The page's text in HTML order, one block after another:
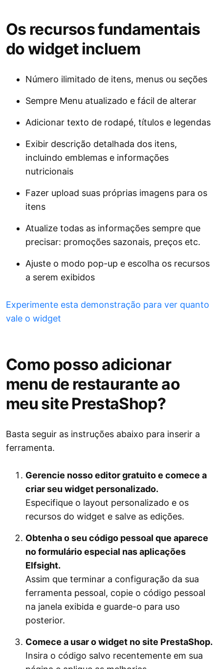
Os recursos fundamentais
do widget incluem
Número ilimitado de itens, menus ou seções
Sempre Menu atualizado e fácil de alterar
Adicionar texto de rodapé, títulos e legendas
Exibir descrição detalhada dos itens,
incluindo emblemas e informações
nutricionais
Fazer upload suas próprias imagens para os
itens
Atualize todas as informações sempre que
precisar: promoções sazonais, preços etc.
Ajuste o modo pop-up e escolha os recursos
a serem exibidos
Experimente esta demonstração para ver quanto
vale o widget
Como posso adicionar
menu de restaurante ao
meu site PrestaShop?
Basta seguir as instruções abaixo para inserir a
ferramenta.
Gerencie nosso editor gratuito e comece a
criar seu widget personalizado.
Especifique o layout personalizado e os
recursos do widget e salve as edições.
Obtenha o seu código pessoal que aparece
no formulário especial nas aplicações
Elfsight.
Assim que terminar a configuração da sua
ferramenta pessoal, copie o código pessoal
na janela exibida e guarde-o para uso
posterior.
Comece a usar o widget no site PrestaShop.
Insira o código salvo recentemente em sua